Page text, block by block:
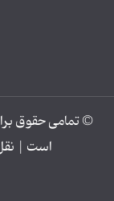
© تمامی حقوق
است |